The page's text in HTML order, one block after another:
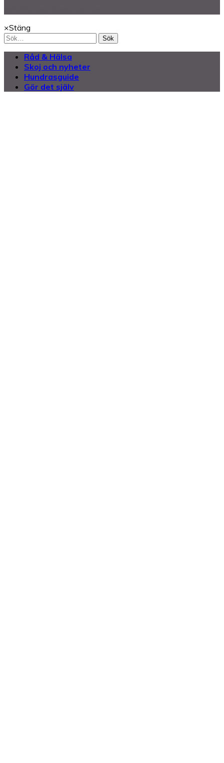
×Stäng
Sök
Råd & Hälsa
Skoj och nyheter
Hundrasguide
Gör det själv